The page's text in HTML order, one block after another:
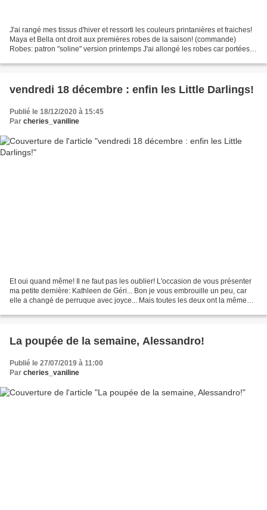
J'ai rangé mes tissus d'hiver et ressorti les couleurs printanières et fraiches!
Maya et Bella ont droit aux premières robes de la saison! (commande)
Robes: patron "soline" version printemps J'ai allongé les robes car portées
vendredi 18 décembre : enfin les Little Darlings!
Publié le 18/12/2020 à 15:45
Par cheries_vaniline
Et oui quand même! Il ne faut pas les oublier! L'occasion de vous présenter
ma petite dernière: Kathleen de Géri... Bon je vous embrouille un peu, car
elle a changé de perruque avec joyce... Mais toutes les deux ont la même
La poupée de la semaine, Alessandro!
Publié le 27/07/2019 à 11:00
Par cheries_vaniline